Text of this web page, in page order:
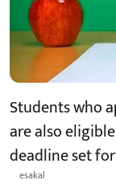
Students who
are also
deadline set for
esakal